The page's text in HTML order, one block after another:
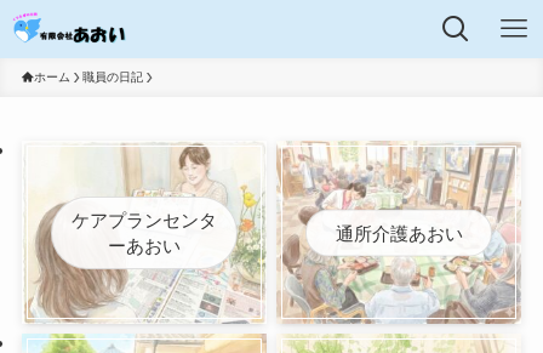
ホーム 職員の日記
ケアプランセンタ
ーあおい
通所介護あおい